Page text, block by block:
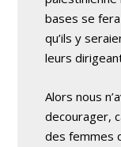
bases se
qu’ils y
leurs
Alors nous
decourager,
des femmes